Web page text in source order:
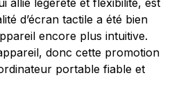
allie légèreté et flexibilité, est
d’écran tactile a été bien
encore plus intuitive.
donc cette promotion
portable fiable et